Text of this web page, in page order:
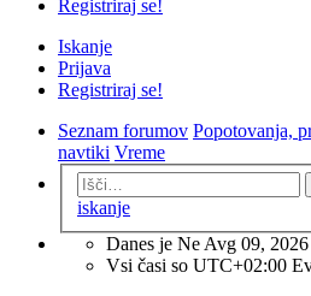
Registriraj se!
Iskanje
Prijava
Registriraj se!
Seznam forumov Popotovanja,
navtiki Vreme
iskanje
Danes je Ne Avg 09,
Vsi časi so UTC+02:00